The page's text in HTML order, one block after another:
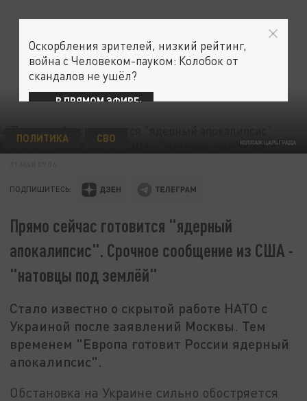
КОЛЛАЖ ЦАРЬГРАДА.
ПОЛИТИКА СВО
ПОДПИШИТЕСЬ:
Прямо сейчас готовится "ядерный
апокалипсис". Срочное сообщение из США -
"натовцы под землёй"
Стало известно о скрытой работе НАТО с
Украиной после заявлений Москвы. Тем
временем "Европа готовит России ядерный
апокалипсис".
Обстановка на Украине сильно обостряется
Оскорбления зрителей, низкий рейтинг,
война с Человеком-пауком: Колобок от
скандалов не ушёл?
В ПРЯМОМ ЭФИРЕ: